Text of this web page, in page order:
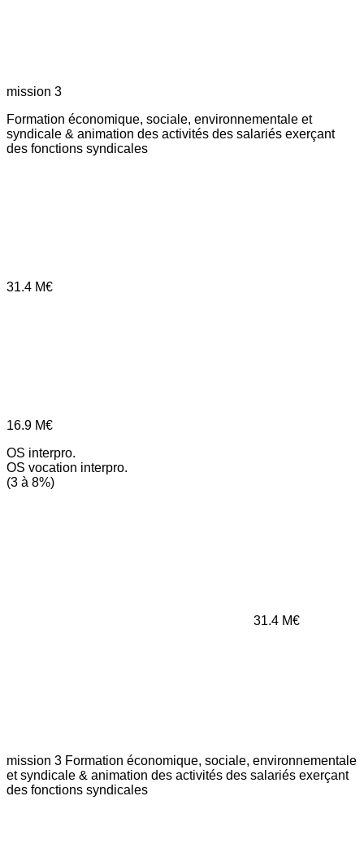
mission 3
Formation économique, sociale, environnementale et
syndicale & animation des activités des salariés exerçant
des fonctions syndicales
31.4 M€
16.9 M€
OS interpro.
OS vocation interpro.
(3 à 8%)
31.4 M€
mission 3 Formation économique, sociale, environnementale
et syndicale & animation des activités des salariés exerçant
des fonctions syndicales